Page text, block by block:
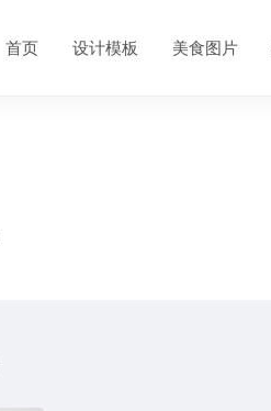
首页 设计模板 美食图片